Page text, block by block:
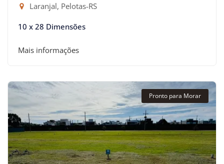
Laranjal, Pelotas-RS
10 x 28 Dimensões
Mais informações
Pronto para Morar